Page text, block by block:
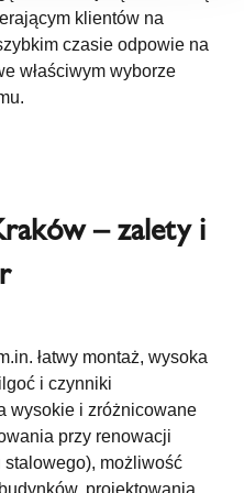
klientów na
czasie odpowie na
właściwym wyborze
– zalety i
łatwy montaż, wysoka
i czynniki
wysokie i zróżnicowane
przy renowacji
stalowego), możliwość
projektowania